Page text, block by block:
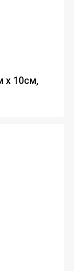
х 10см,